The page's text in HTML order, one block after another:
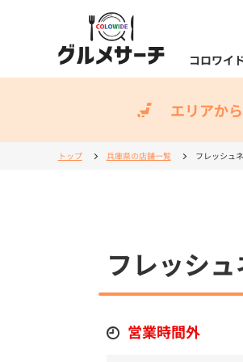
コロワイ
エリアか
トップ 兵庫県の店舗一覧 フレッシュ
フレッシ
営業時間外